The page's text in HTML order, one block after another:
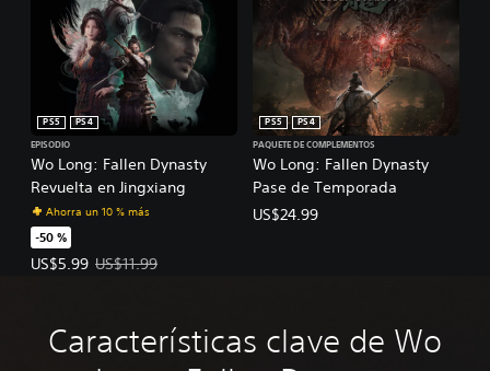
Wo Long: Fallen Dynasty
Revuelta en Jingxiang
PS5
PS4
EPISODIO
Ahorra un 10 % más
-50 %
US$5.99
Precio de la oferta: US$5.99. Precio original: US$11.99.
US$11.99
Wo Long: Fallen Dynasty
Pase de Temporada
PS5
PS4
PAQUETE DE COMPLEMENTOS
US$24.99
Características clave de Wo